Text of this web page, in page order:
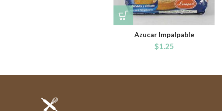
Azucar Impalpable
$1.25